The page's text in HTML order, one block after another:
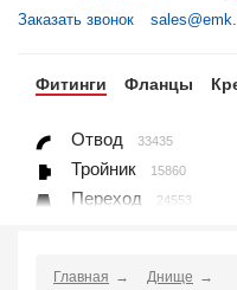
Заказать звонок
Фитинги Фланцы
Отвод 33435
Тройник 15860
Переход 24553
Главная
Днище